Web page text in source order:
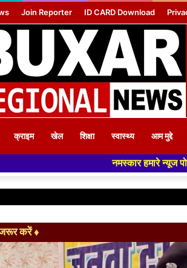
Join Reporter ID CARD Download
क्राइम खेल शिक्षा स्वास्थ्य आम मुद्दे
नमस्कार हमारे न्यूज पोर्टल - मे आपका स्वागत हैं
करें ♦